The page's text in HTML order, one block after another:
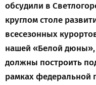
обсудили в
круглом столе
всесезонных
нашей «Белой
должны построить
рамках федеральной